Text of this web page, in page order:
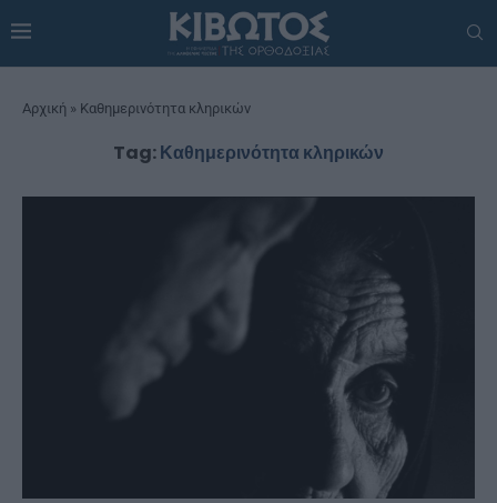
Αρχική » Καθημερινότητα κληρικών
Tag:Καθημερινότητα κληρικών